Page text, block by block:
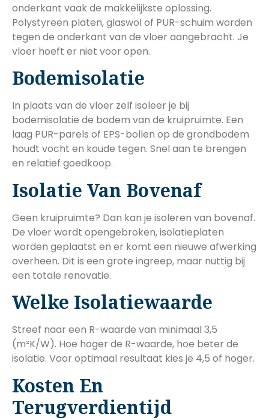
onderkant vaak de makkelijkste oplossing.
Polystyreen platen, glaswol of PUR-schuim worden
tegen de onderkant van de vloer aangebracht. Je
vloer hoeft er niet voor open.
Bodemisolatie
In plaats van de vloer zelf isoleer je bij
bodemisolatie de bodem van de kruipruimte. Een
laag PUR-parels of EPS-bollen op de grondbodem
houdt vocht en koude tegen. Snel aan te brengen
en relatief goedkoop.
Isolatie Van Bovenaf
Geen kruipruimte? Dan kan je isoleren van bovenaf.
De vloer wordt opengebroken, isolatieplaten
worden geplaatst en er komt een nieuwe afwerking
overheen. Dit is een grote ingreep, maar nuttig bij
een totale renovatie.
Welke Isolatiewaarde
Streef naar een R-waarde van minimaal 3,5
(m²K/W). Hoe hoger de R-waarde, hoe beter de
isolatie. Voor optimaal resultaat kies je 4,5 of hoger.
Kosten En
Terugverdientijd